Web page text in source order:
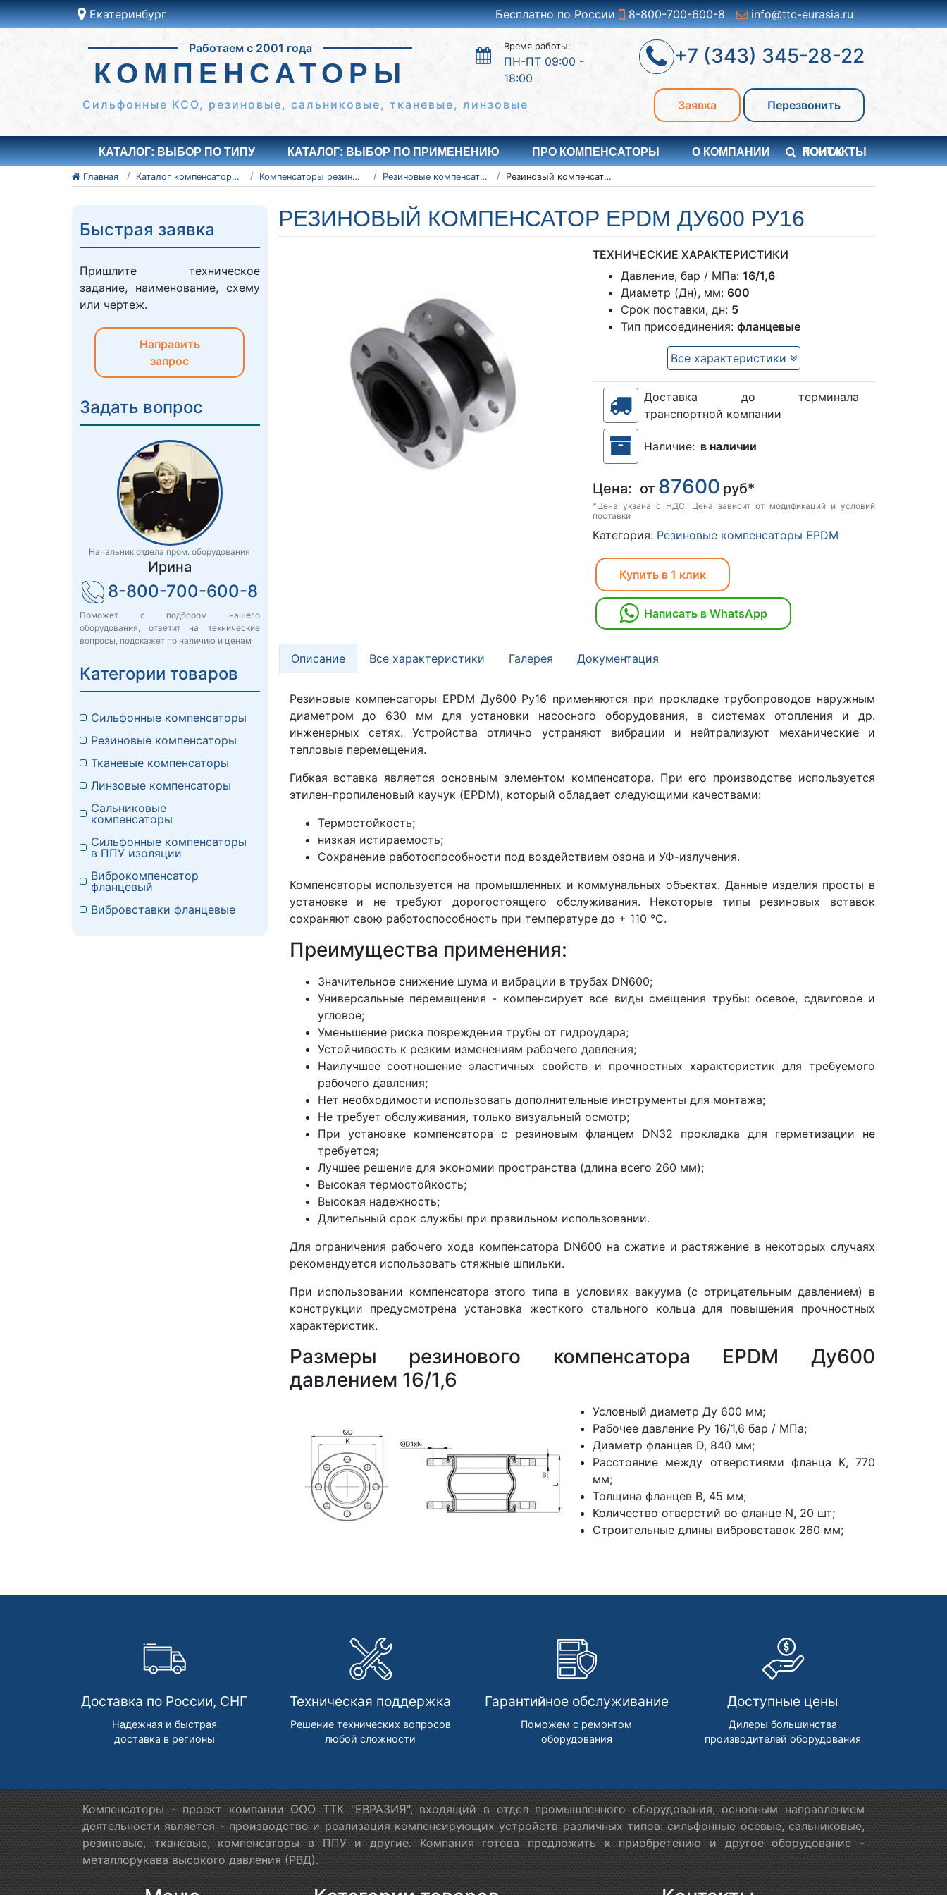
Екатеринбург
Это ближайши к вам
город:
Да Другой
Бесплатно по России 8-800-700-600-8 info@ttc-eurasia.ru
Работаем с 2001 года
КОМПЕНСАТОРЫ
Время работы:
ПН-ПТ 09:00 -
18:00
Сильфонные КСО, резиновые, сальниковые, тканевые, линзовые
+7 (343) 345-28-22
Заявка Перезвонить
КАТАЛОГ: ВЫБОР ПО ТИПУ КАТАЛОГ: ВЫБОР ПО ПРИМЕНЕНИЮ ПРО КОМПЕНСАТОРЫ О КОМПАНИИ КОНТАКТЫ
ПОИСК
Главная Каталог компенсаторов Компенсаторы резиновые антивибрационные Резиновые компенсаторы EPDM Резиновый компенсатор EPDM Ду600 Ру16
РЕЗИНОВЫЙ КОМПЕНСАТОР EPDM ДУ600 РУ16
ТЕХНИЧЕСКИЕ ХАРАКТЕРИСТИКИ
Давление, бар / МПа:16/1,6
Диаметр (Дн), мм:600
Срок поставки, дн: 5
Тип присоединения:фланцевые
Все характеристики
Доставка до терминала
транспортной компании
Наличие: в наличии
Цена: от 87600 руб*
*Цена укзана с НДС. Цена зависит от модификаций и условий
поставки
Категория: Резиновые компенсаторы EPDM
Купить в 1 клик
Написать в WhatsApp
Описание Все характеристики Галерея Документация
Резиновые компенсаторы EPDM Ду600 Ру16 применяются при прокладке трубопроводов наружным
диаметром до 630 мм для установки насосного оборудования, в системах отопления и др.
инженерных сетях. Устройства отлично устраняют вибрации и нейтрализуют механические и
тепловые перемещения.
Гибкая вставка является основным элементом компенсатора. При его производстве используется
этилен-пропиленовый каучук (EPDM), который обладает следующими качествами:
Термостойкость;
низкая истираемость;
Сохранение работоспособности под воздействием озона и УФ-излучения.
Компенсаторы используется на промышленных и коммунальных объектах. Данные изделия просты в
установке и не требуют дорогостоящего обслуживания. Некоторые типы резиновых вставок
сохраняют свою работоспособность при температуре до + 110 °C.
Преимущества применения:
Значительное снижение шума и вибрации в трубах DN600;
Универсальные перемещения - компенсирует все виды смещения трубы: осевое, сдвиговое и
угловое;
Уменьшение риска повреждения трубы от гидроудара;
Устойчивость к резким изменениям рабочего давления;
Наилучшее соотношение эластичных свойств и прочностных характеристик для требуемого
рабочего давления;
Нет необходимости использовать дополнительные инструменты для монтажа;
Не требует обслуживания, только визуальный осмотр;
При установке компенсатора с резиновым фланцем DN32 прокладка для герметизации не
требуется;
Лучшее решение для экономии пространства (длина всего 260 мм);
Высокая термостойкость;
Высокая надежность;
Длительный срок службы при правильном использовании.
Для ограничения рабочего хода компенсатора DN600 на сжатие и растяжение в некоторых случаях
рекомендуется использовать стяжные шпильки.
При использовании компенсатора этого типа в условиях вакуума (с отрицательным давлением) в
конструкции предусмотрена установка жесткого стального кольца для повышения прочностных
характеристик.
Размеры резинового компенсатора EPDM Ду600
давлением 16/1,6
Условный диаметр Ду 600 мм;
Рабочее давление Ру 16/1,6 бар / МПа;
Диаметр фланцев D, 840 мм;
Расстояние между отверстиями фланца K, 770
мм;
Толщина фланцев В, 45 мм;
Количество отверстий во фланце N, 20 шт;
Строительные длины вибровставок 260 мм;
Быстрая заявка
Пришлите техническое
задание, наименование, схему
или чертеж.
Направить
запрос
Задать вопрос
Начальник отдела пром. оборудования
Ирина
8-800-700-600-8
Поможет с подбором нашего
оборудования, ответит на технические
вопросы, подскажет по наличию и ценам
Категории товаров
Сильфонные компенсаторы
Резиновые компенсаторы
Тканевые компенсаторы
Линзовые компенсаторы
Сальниковые
компенсаторы
Сильфонные компенсаторы
в ППУ изоляции
Виброкомпенсатор
фланцевый
Вибровставки фланцевые
Доставка по России, СНГ
Надежная и быстрая
доставка в регионы
Техническая поддержка
Решение технических вопросов
любой сложности
Гарантийное обслуживание
Поможем с ремонтом
оборудования
Доступные цены
Дилеры большинства
производителей оборудования
Компенсаторы - проект компании ООО ТТК "ЕВРАЗИЯ", входящий в отдел промышленного оборудования, основным направлением
деятельности является - производство и реализация компенсирующих устройств различных типов: сильфонные осевые, сальниковые,
резиновые, тканевые, компенсаторы в ППУ и другие. Компания готова предложить к приобретению и другое оборудование -
металлорукава высокого давления (РВД).